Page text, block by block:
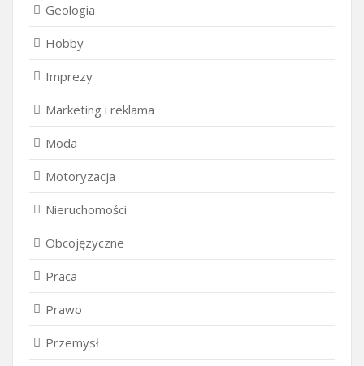
Geologia
Hobby
Imprezy
Marketing i reklama
Moda
Motoryzacja
Nieruchomości
Obcojęzyczne
Praca
Prawo
Przemysł